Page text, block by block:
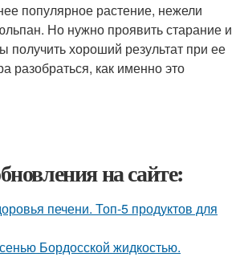
популярное растение, нежели
Но нужно проявить старание и
получить хороший результат при ее
разобраться, как именно это
на сайте:
печени. Топ-5 продуктов для
Бордосской жидкостью.